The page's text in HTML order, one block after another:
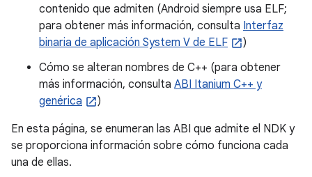
contenido que admiten (Android siempre usa ELF;
para obtener más información, consulta Interfaz
binaria de aplicación System V de ELF
)
Cómo se alteran nombres de C++ (para obtener
más información, consulta ABI Itanium C++ y
genérica
)
En esta página, se enumeran las ABI que admite el NDK y
se proporciona información sobre cómo funciona cada
una de ellas.